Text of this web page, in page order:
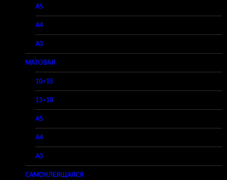
A5
A4
A3
МАТОВАЯ
10×15
13×18
A5
A4
A3
САМОКЛЕЯЩАЯСЯ